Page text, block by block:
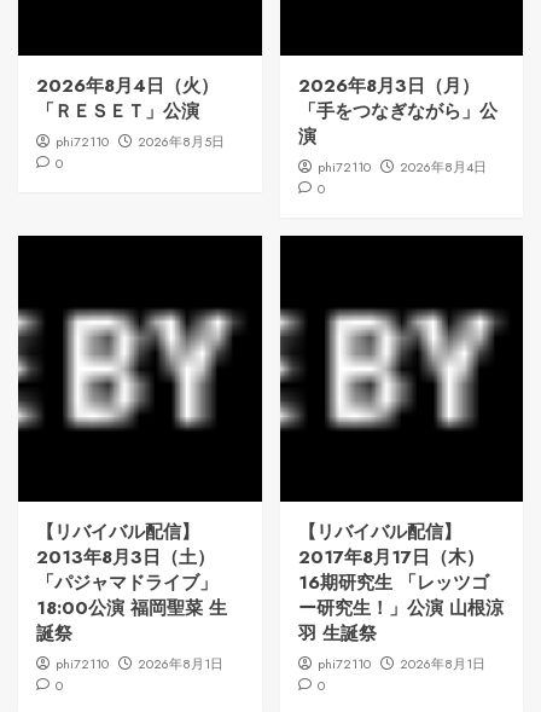
2026年8月4日（火）
「ＲＥＳＥＴ」公演
phi72110
2026年8月5日
0
2026年8月3日（月）
「手をつなぎながら」公
演
phi72110
2026年8月4日
0
【リバイバル配信】
2013年8月3日（土）
「パジャマドライブ」
18:00公演 福岡聖菜 生
誕祭
phi72110
2026年8月1日
0
【リバイバル配信】
2017年8月17日（木）
16期研究生 「レッツゴ
ー研究生！」公演 山根涼
羽 生誕祭
phi72110
2026年8月1日
0